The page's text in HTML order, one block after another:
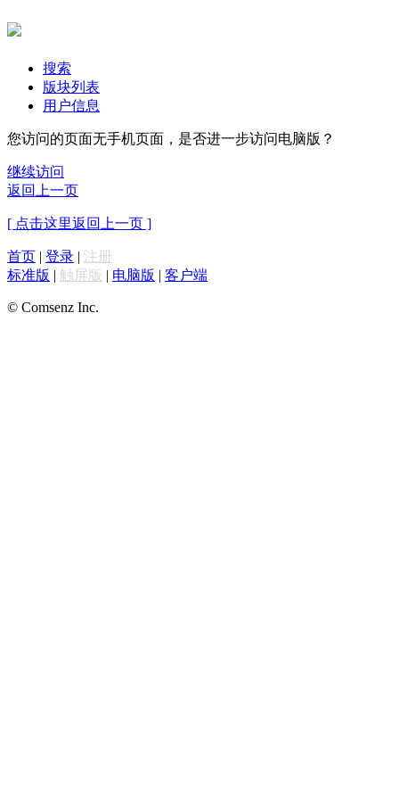
搜索
版块列表
用户信息
您访问的页面无手机页面，是否进一步访问电脑版？
继续访问
返回上一页
[ 点击这里返回上一页 ]
首页 | 登录 | 注册
标准版 | 触屏版 | 电脑版 | 客户端
© Comsenz Inc.